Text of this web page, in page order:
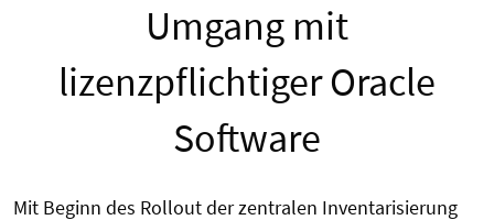
Umgang mit
lizenzpflichtiger Oracle
Software
Mit Beginn des Rollout der zentralen Inventarisierung